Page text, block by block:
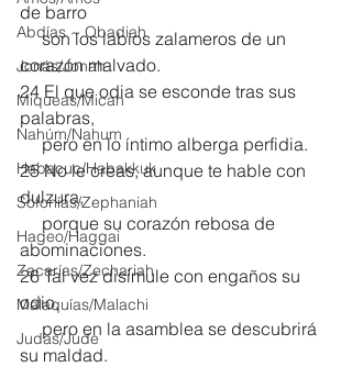
Abdías ~ Obadiah
Jonás/Jonah
Miqueas/Micah
Nahúm/Nahum
Habacuc/Habakkuk
Sofonías/Zephaniah
Hageo/Haggai
Zacarías/Zechariah
Malaquías/Malachi
Judas/Jude
de barro
     son los labios zalameros de un
corazón malvado.
24 El que odia se esconde tras sus
palabras,
     pero en lo íntimo alberga perfidia.
25 No le creas, aunque te hable con
dulzura,
abominaciones.
26 Tal vez disimule con engaños su
odio,
     pero en la asamblea se descubrirá
su maldad.